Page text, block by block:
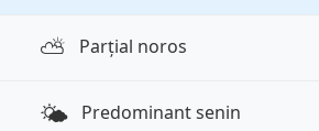
⛅️ Parțial noros
🌤️ Predominant senin